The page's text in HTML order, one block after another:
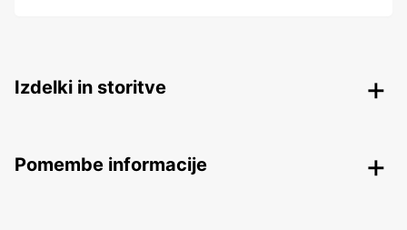
Izdelki in storitve
Pomembe informacije